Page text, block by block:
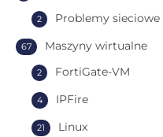
Problemy sieciowe
2
Maszyny wirtualne
67
FortiGate-VM
2
IPFire
4
Linux
21